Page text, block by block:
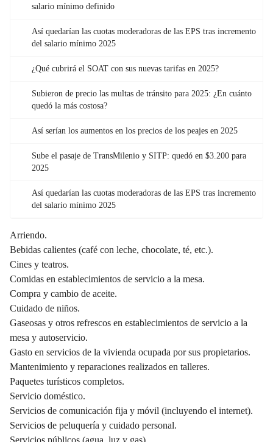
salario mínimo definido
Así quedarían las cuotas moderadoras de las EPS tras incremento
del salario mínimo 2025
¿Qué cubrirá el SOAT con sus nuevas tarifas en 2025?
Subieron de precio las multas de tránsito para 2025: ¿En cuánto
quedó la más costosa?
Así serían los aumentos en los precios de los peajes en 2025
Sube el pasaje de TransMilenio y SITP: quedó en $3.200 para
2025
Así quedarían las cuotas moderadoras de las EPS tras incremento
del salario mínimo 2025
Arriendo.
Bebidas calientes (café con leche, chocolate, té, etc.).
Cines y teatros.
Comidas en establecimientos de servicio a la mesa.
Compra y cambio de aceite.
Cuidado de niños.
Gaseosas y otros refrescos en establecimientos de servicio a la
mesa y autoservicio.
Gasto en servicios de la vivienda ocupada por sus propietarios.
Mantenimiento y reparaciones realizados en talleres.
Paquetes turísticos completos.
Servicio doméstico.
Servicios de comunicación fija y móvil (incluyendo el internet).
Servicios de peluquería y cuidado personal.
Servicios públicos (agua, luz y gas).